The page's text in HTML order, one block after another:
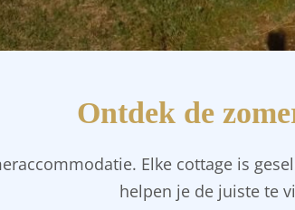
Ontdek de
Elke cottage is
helpen je de juiste te